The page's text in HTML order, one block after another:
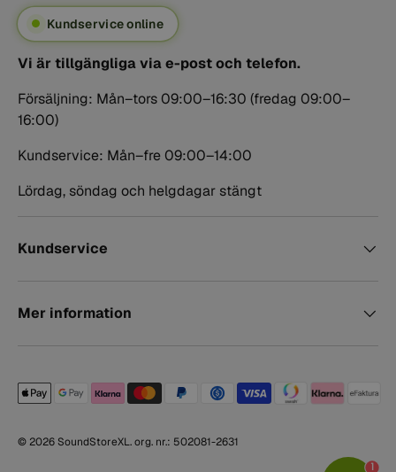
Kundservice online
Vi är tillgängliga via e-post och telefon.
Försäljning: Mån–tors 09:00–16:30 (fredag 09:00–
16:00)
Kundservice: Mån–fre 09:00–14:00
Lördag, söndag och helgdagar stängt
Kundservice
Mer information
Betalningsmetoder accepterade
© 2026 SoundStoreXL. org. nr.: 502081-2631
1